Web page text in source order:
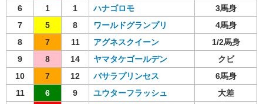
6
1 1 ハナゴロモ
3馬身
7
5 8 ワールドグランプリ
4馬身
8
7 11 アグネスクイーン
1/2馬身
9
8 14 ヤマタケゴールデン
クビ
10
7 12 バサラプリンセス
6馬身
11
6 9 ユウターフラッシュ
大差